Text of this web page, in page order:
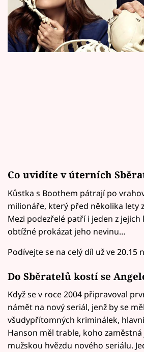
Sledujte prima+
Filmový festival Karlovy
Sledujte nás
Co uvidíte v úterních
Kůstka s Boothem pátrají po
milionáře, který před několika lety
Mezi podezřelé patří i jeden z
obtížné prokázat jeho nevinu…
Podívejte se na celý díl už ve 20.15
Do Sběratelů kostí se
Když se v roce 2004 připravoval
námět na nový seriál, jenž by se
všudypřítomných kriminálek,
Hanson měl trable, koho
mužskou hvězdu nového seriálu.